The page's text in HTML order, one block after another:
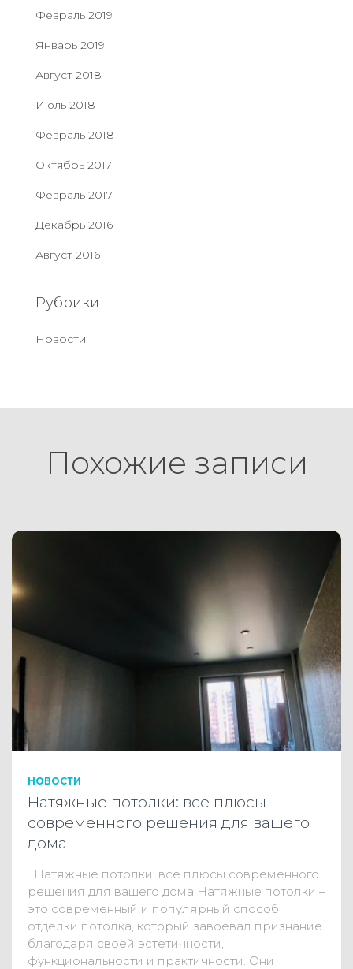
Февраль 2019
Январь 2019
Август 2018
Июль 2018
Февраль 2018
Октябрь 2017
Февраль 2017
Декабрь 2016
Август 2016
Рубрики
Новости
Похожие записи
НОВОСТИ
Натяжные потолки: все плюсы
современного решения для вашего
дома
Натяжные потолки: все плюсы современного
решения для вашего дома Натяжные потолки –
это современный и популярный способ
отделки потолка, который завоевал признание
благодаря своей эстетичности,
функциональности и практичности. Они